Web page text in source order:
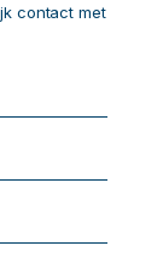
contact met